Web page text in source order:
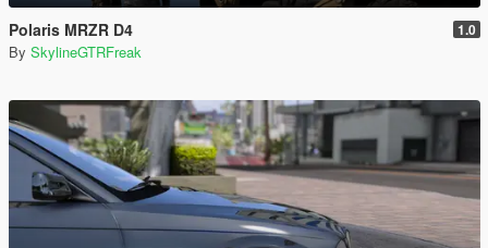
Polaris MRZR D4 1.0
By SkylineGTRFreak